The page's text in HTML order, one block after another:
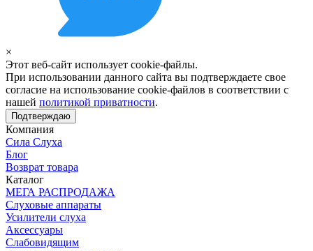
×
Этот веб-сайт использует cookie-файлы.
При использовании данного сайта вы подтверждаете свое
согласие на использование cookie-файлов в соответствии с
нашей политикой приватности.
Подтверждаю
Компания
Сила Слуха
Блог
Возврат товара
Каталог
МЕГА РАСПРОДАЖА
Слуховые аппараты
Усилители слуха
Аксессуары
Слабовидящим